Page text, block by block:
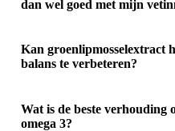
dan wel goed met mijn
Kan groenlipmosselextract
balans te verbeteren?
Wat is de beste verhouding
omega 3?